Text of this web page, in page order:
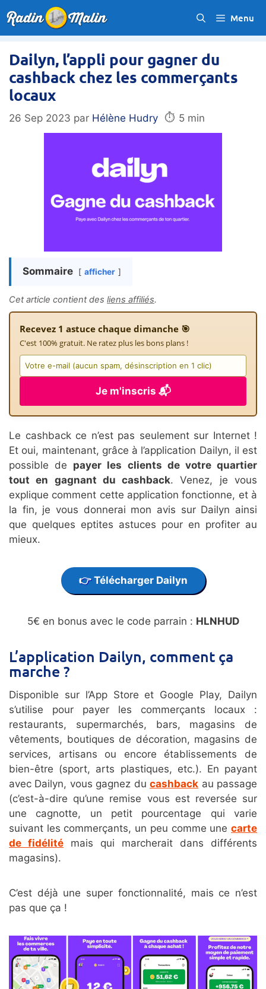
au
contenu
Menu
Dailyn, l’appli pour gagner du
cashback chez les commerçants
locaux
26 Sep 2023 par Hélène Hudry ⏱️ 5 min
Sommaire afficher
Cet article contient des liens affiliés.
Recevez 1 astuce chaque dimanche 🎯
C'est 100% gratuit. Ne ratez plus les bons plans !
Je m'inscris 📬
Le cashback ce n’est pas seulement sur Internet !
Et oui, maintenant, grâce à l’application Dailyn, il est
possible de payer les clients de votre quartier
tout en gagnant du cashback. Venez, je vous
explique comment cette application fonctionne, et à
la fin, je vous donnerai mon avis sur Dailyn ainsi
que quelques eptites astuces pour en profiter au
mieux.
Télécharger Dailyn
5€ en bonus avec le code parrain : HLNHUD
L’application Dailyn, comment ça
marche ?
Disponible sur l’App Store et Google Play, Dailyn
s’utilise pour payer les commerçants locaux :
restaurants, supermarchés, bars, magasins de
vêtements, boutiques de décoration, magasins de
services, artisans ou encore établissements de
bien-être (sport, arts plastiques, etc.). En payant
avec Dailyn, vous gagnez ducashback au passage
(c’est-à-dire qu’une remise vous est reversée sur
une cagnotte, un petit pourcentage qui varie
suivant les commerçants, un peu comme une carte
de fidélité mais qui marcherait dans différents
magasins).
C’est déjà une super fonctionnalité, mais ce n’est
pas que ça !